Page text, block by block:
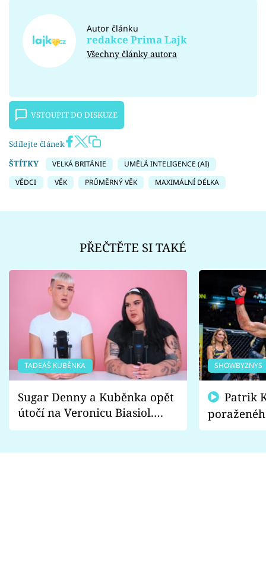
Autor článku
redakce Prima Lajk
Všechny články autora
VSTOUPIT DO DISKUZE
Sdílejte článek
ŠTÍTKY
VELKÁ BRITÁNIE
UMĚLÁ INTELIGENCE (AI)
VĚDCI
VĚK PRŮMĚRNÝ VĚK MAXIMÁLNÍ DÉLKA
PŘEČTĚTE SI TAKÉ
TADEÁŠ KUBĚNKA
Sugar Denny a Kuběnka opět
útočí na Veronicu Biasiol.
Proč je podle nich falešná a
SHOWBYZNYS
fanoušci